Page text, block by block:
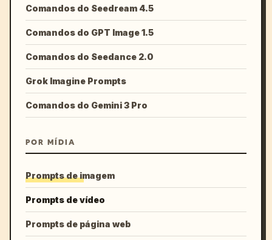
Comandos do Seedream 4.5
Comandos do GPT Image 1.5
Comandos do Seedance 2.0
Grok Imagine Prompts
Comandos do Gemini 3 Pro
POR MÍDIA
Prompts de imagem
Prompts de vídeo
Prompts de página web